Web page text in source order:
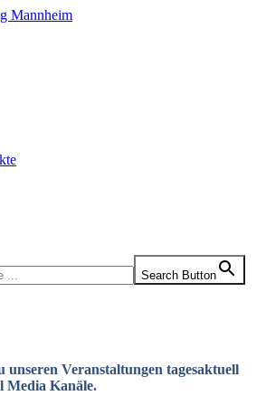
Search Button
unseren Veranstaltungen tagesaktuell
Media Kanäle.